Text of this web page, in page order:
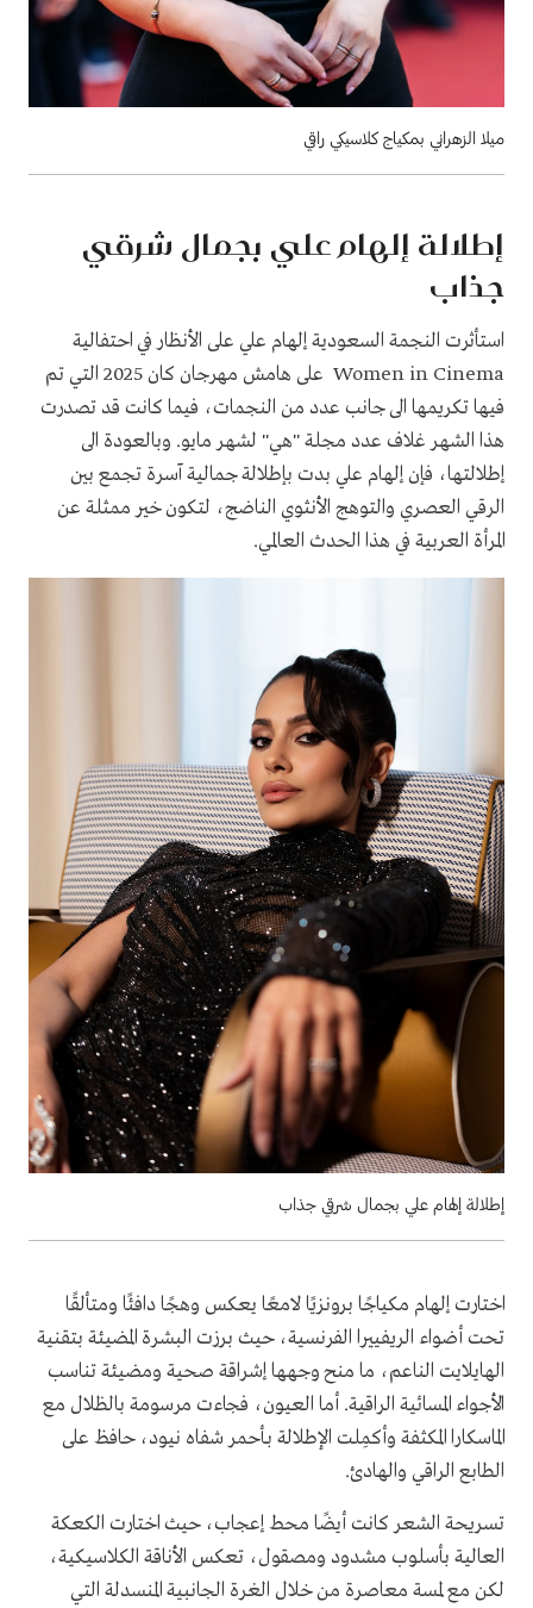
ميلا الزهراني بمكياج كلاسيكي راقي
إطلالة إلهام علي بجمال شرقي
جذاب
استأثرت النجمة السعودية إلهام علي على الأنظار في احتفالية
Women in Cinema على هامش مهرجان كان 2025 التي تم
فيها تكريمها الى جانب عدد من النجمات، فيما كانت قد تصدرت
هذا الشهر غلاف عدد مجلة "هي" لشهر مايو. وبالعودة الى
إطلالتها، فإن إلهام علي بدت بإطلالة جمالية آسرة تجمع بين
الرقي العصري والتوهج الأنثوي الناضج، لتكون خير ممثلة عن
المرأة العربية في هذا الحدث العالمي.
إطلالة إلهام علي بجمال شرقي جذاب
اختارت إلهام مكياجًا برونزيًا لامعًا يعكس وهجًا دافئًا ومتألقًا
تحت أضواء الريفييرا الفرنسية، حيث برزت البشرة المضيئة بتقنية
الهايلايت الناعم، ما منح وجهها إشراقة صحية ومضيئة تناسب
الأجواء المسائية الراقية. أما العيون، فجاءت مرسومة بالظلال مع
الماسكارا المكثفة وأكمِلت الإطلالة بـأحمر شفاه نيود، حافظ على
الطابع الراقي والهادئ.
تسريحة الشعر كانت أيضًا محط إعجاب، حيث اختارت الكعكة
العالية بأسلوب مشدود ومصقول، تعكس الأناقة الكلاسيكية،
لكن مع لمسة معاصرة من خلال الغرة الجانبية المنسدلة التي